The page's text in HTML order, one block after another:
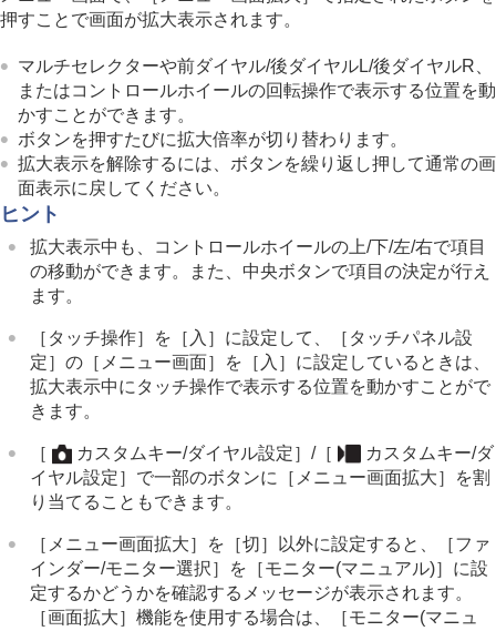
プライバシー通知
画面拡大
モードダイヤル操作設定
認証マーク表示
設定の保存/読込
設定リセット
スマートフォンでできること
パソコンでできること
クラウドサービスを利用する
資料
故障かな？と思ったら
押すことで画面が拡大表示されます。
マルチセレクターや前ダイヤル/後ダイヤルL/後ダイヤルR、
またはコントロールホイールの回転操作で表示する位置を動
かすことができます。
ボタンを押すたびに拡大倍率が切り替わります。
拡大表示を解除するには、ボタンを繰り返し押して通常の画
面表示に戻してください。
ヒント
拡大表示中も、コントロールホイールの上/下/左/右で項目
の移動ができます。また、中央ボタンで項目の決定が行え
ます。
［タッチ操作］ を ［入］ に設定して、
［タッチパネル設
定］の ［メニュー画面］ を ［入］ に設定しているときは、
拡大表示中にタッチ操作で表示する位置を動かすことがで
きます。
［ カスタムキー/ダイヤル設定］ /［
カスタムキー/ダ
イヤル設定］ で一部のボタンに ［メニュー画面拡大］ を割
り当てることもできます。
［メニュー画面拡大］ を ［切］ 以外に設定すると、
［ファ
インダー/モニター選択］ を ［モニター(マニュアル)］ に設
定するかどうかを確認するメッセージが表示されます。
［画面拡大］機能を使用する場合は、
［モニター(マニュ